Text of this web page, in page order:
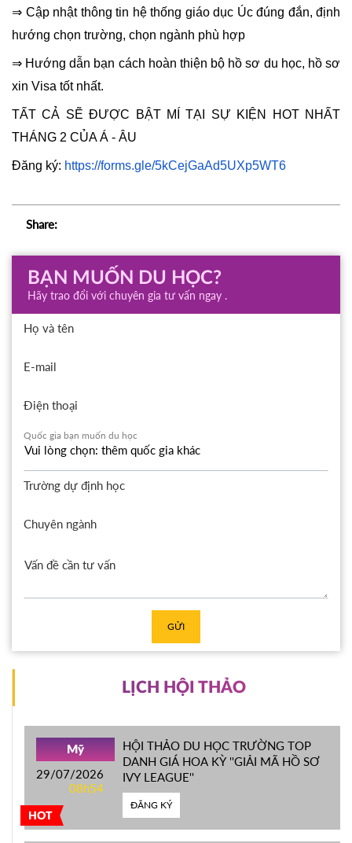
⇒ Cập nhật thông tin hệ thống giáo dục Úc đúng đắn, định
hướng chọn trường, chọn ngành phù hợp
⇒ Hướng dẫn bạn cách hoàn thiện bộ hồ sơ du học, hồ sơ
xin Visa tốt nhất.
TẤT CẢ SẼ ĐƯỢC BẬT MÍ TẠI SỰ KIỆN HOT NHẤT
THÁNG 2 CỦA Á - ÂU
Đăng ký: https://forms.gle/5kCejGaAd5UXp5WT6
Share:
BẠN MUỐN DU HỌC?
Hãy trao đổi với chuyên gia tư vấn ngay .
Họ và tên
E-mail
Điện thoại
Quốc gia bạn muốn du học
Trường dự định học
Chuyên ngành
GỬI
LỊCH HỘI THẢO
HOT
Mỹ
29/07/2026
08h54
HỘI THẢO DU HỌC TRƯỜNG TOP
DANH GIÁ HOA KỲ ''GIẢI MÃ HỒ SƠ
IVY LEAGUE''
ĐĂNG KÝ